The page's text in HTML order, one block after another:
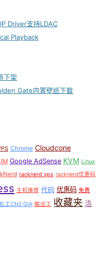
Driver支持LDAC
Playback
下架
Gate内置壁纸下载
Chrome Cloudcone
Google AdSense KVM Linux
racknerd vps racknerd优惠码
主机推荐 代码 优惠码 免费
工CN2 GIA 搬运工 收藏夹 洛